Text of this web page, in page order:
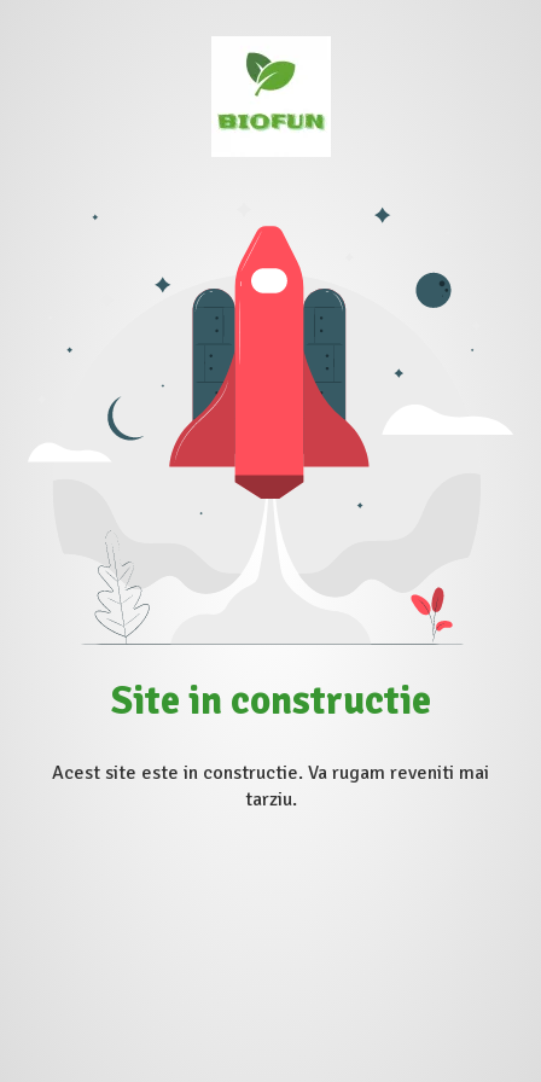
Site in constructie
Acest site este in constructie. Va rugam reveniti mai
tarziu.